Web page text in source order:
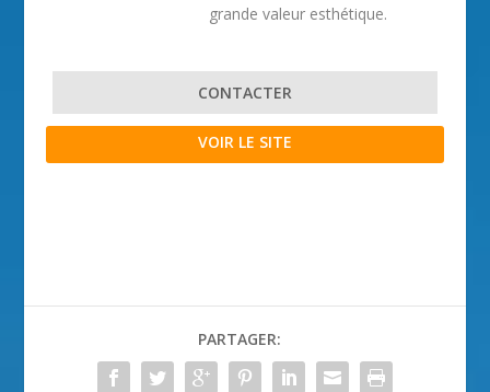
grande valeur esthétique.
CONTACTER
VOIR LE SITE
PARTAGER: